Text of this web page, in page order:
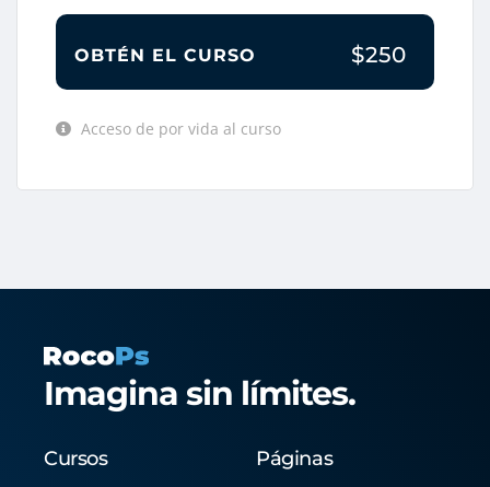
OBTÉN EL CURSO $250
Acceso de por vida al curso
Imagina sin límites.
Cursos Páginas